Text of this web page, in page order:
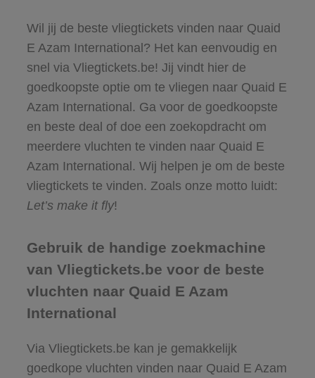
Wil jij de beste vliegtickets vinden naar Quaid
E Azam International? Het kan eenvoudig en
snel via Vliegtickets.be! Jij vindt hier de
goedkoopste optie om te vliegen naar Quaid E
Azam International. Ga voor de goedkoopste
en beste deal of doe een zoekopdracht om
meerdere vluchten te vinden naar Quaid E
Azam International. Wij helpen je om de beste
vliegtickets te vinden. Zoals onze motto luidt:
Let’s make it fly!
Gebruik de handige zoekmachine
van Vliegtickets.be voor de beste
vluchten naar Quaid E Azam
International
Via Vliegtickets.be kan je gemakkelijk
goedkope vluchten vinden naar Quaid E Azam